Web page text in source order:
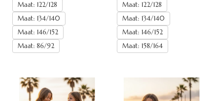
Maat: 122/128
Maat: 134/140
Maat: 146/152
Maat: 86/92
Maat: 122/128
Maat: 134/140
Maat: 146/152
Maat: 158/164